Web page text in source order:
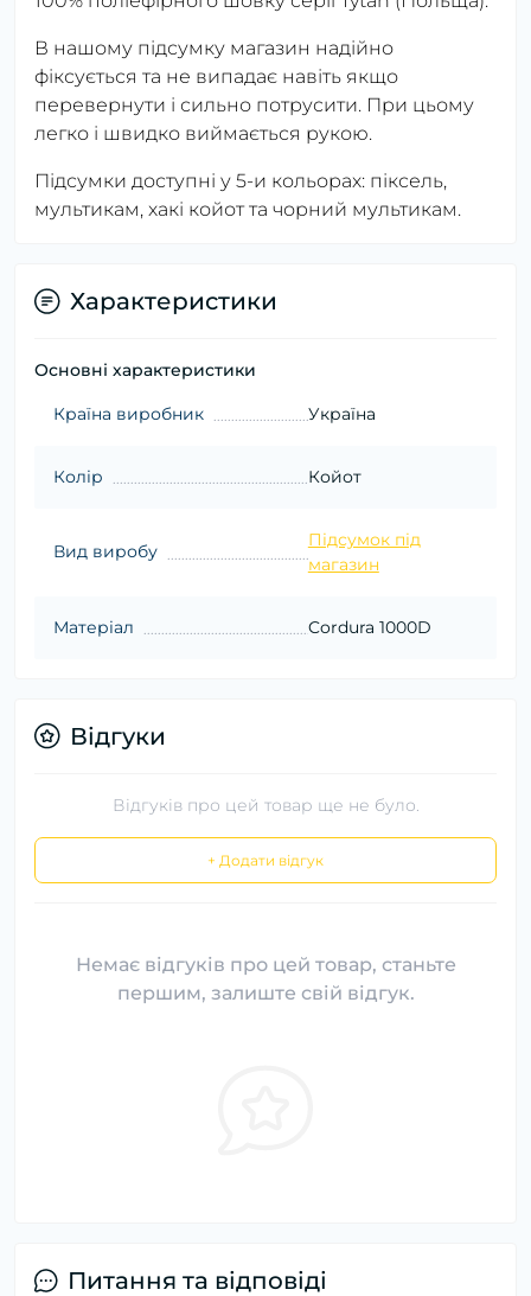
В нашому підсумку магазин надійно
фіксується та не випадає навіть якщо
перевернути і сильно потрусити. При цьому
легко і швидко виймається рукою.
Підсумки доступні у 5-и кольорах: піксель,
мультикам, хакі койот та чорний мультикам.
Характеристики
Основні характеристики
Країна виробник Україна
Колір Койот
Вид виробу
Підсумок під
магазин
Матеріал Cordura 1000D
Відгуки
Відгуків про цей товар ще не було.
+ Додати відгук
Немає відгуків про цей товар, станьте
першим, залиште свій відгук.
Питання та відповіді